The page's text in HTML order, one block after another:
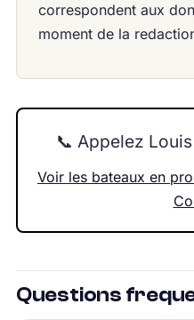
correspondent aux
moment de la
📞 Appelez
Voir les bateaux en
Questions